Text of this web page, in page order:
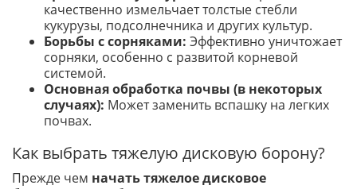
качественно измельчает толстые стебли
кукурузы, подсолнечника и других культур.
Борьбы с сорняками: Эффективно уничтожает
сорняки, особенно с развитой корневой
системой.
Основная обработка почвы (в некоторых
случаях): Может заменить вспашку на легких
почвах.
Как выбрать тяжелую дисковую борону?
Прежде чем начать тяжелое дисковое